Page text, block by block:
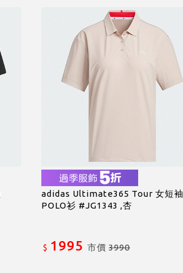
adidas Ultimate365 Tour 女短袖
POLO衫 #JG1343 ,杏
$ 1995 市價3990